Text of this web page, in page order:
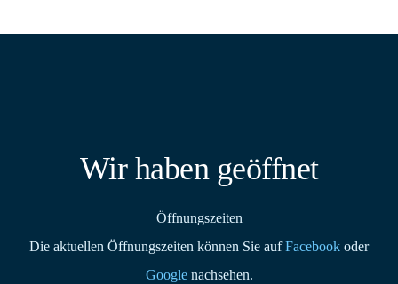
Wir haben geöffnet
Öffnungszeiten
Die aktuellen Öffnungszeiten können Sie aufFacebook oder
Googlenachsehen.